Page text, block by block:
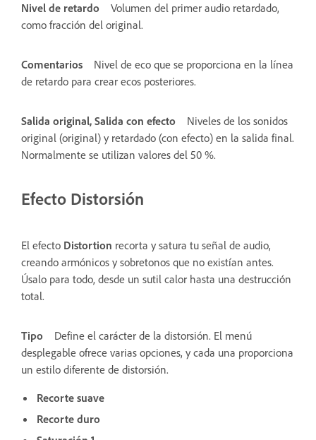
Nivel de retardo
Volumen del primer audio retardado,
como fracción del original.
Comentarios
Nivel de eco que se proporciona en la línea
de retardo para crear ecos posteriores.
Salida original, Salida con efecto
Niveles de los sonidos
original (original) y retardado (con efecto) en la salida final.
Normalmente se utilizan valores del 50 %.
Efecto Distorsión
El efecto Distortion recorta y satura tu señal de audio,
creando armónicos y sobretonos que no existían antes.
Úsalo para todo, desde un sutil calor hasta una destrucción
total.
Tipo
Define el carácter de la distorsión. El menú
desplegable ofrece varias opciones, y cada una proporciona
un estilo diferente de distorsión.
Recorte suave
Recorte duro